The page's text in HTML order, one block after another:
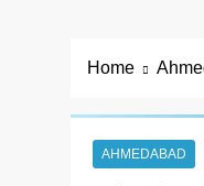
Home
AHMEDABAD